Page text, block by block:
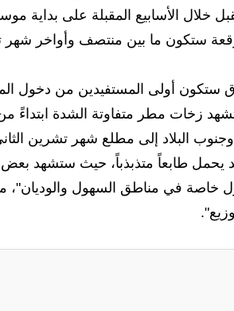
الأسابيع المقبلة على بداية موسم
ستكون ما بين منتصف وأواخر شهر
ستكون أولى المستفيدين من دخول
زخات مطر متفاوتة الشدة ابتداءً
البلاد إلى مطلع شهر تشرين
ان "يكون الموسم المطري 2025-2026 قد يحمل طابعاً
خاصة في مناطق السهول